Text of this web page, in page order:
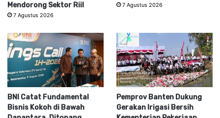
Mendorong Sektor Riil
7 Agustus 2026
7 Agustus 2026
BNI Catat Fundamental
Bisnis Kokoh di Bawah
Pemprov Banten Dukung
Gerakan Irigasi Bersih